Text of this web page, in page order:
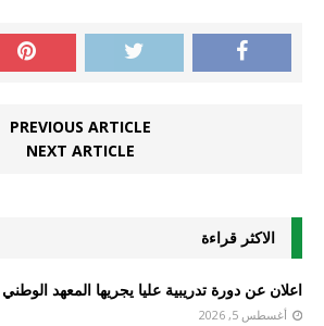
PREVIOUS ARTICLE
NEXT ARTICLE
الاكثر قراءة
اعلان عن دورة تدريبية عليا يجريها المعهد الوطني
أغسطس 5, 2026